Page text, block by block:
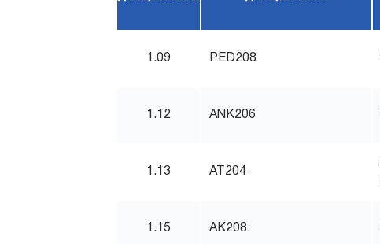
1.09 PED208
1.12 ANK206
1.13 AT204
1.15 AK208